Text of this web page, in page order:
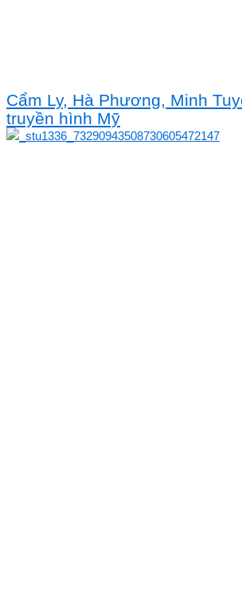
Cẩm Ly, Hà Phương, Minh
truyền hình Mỹ